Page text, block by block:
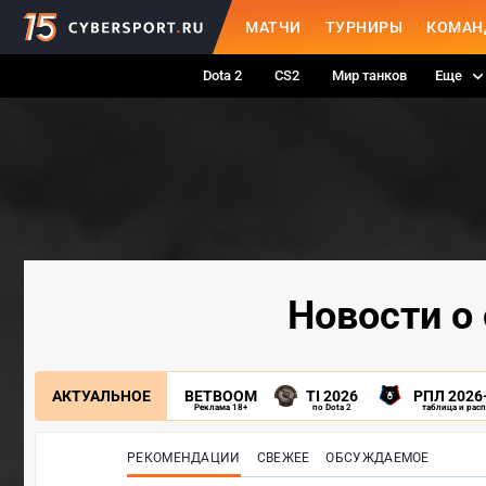
МАТЧИ ТУРНИРЫ
Dota 2 CS2 Мир танков Еще
Новости
АКТУАЛЬНОЕ BETBOOM
Реклама 18+
TI 2026
по Dota 2
РПЛ
таблица и
РЕКОМЕНДАЦИИ СВЕЖЕЕ ОБСУЖДАЕМОЕ